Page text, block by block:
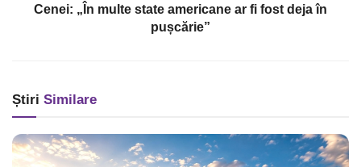
Cenei: „În multe state americane ar fi fost deja în
pușcărie”
Știri Similare